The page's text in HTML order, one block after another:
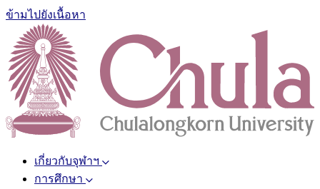
ข้ามไปยังเนื้อหา
เกี่ยวกับจุฬาฯ
การศึกษา